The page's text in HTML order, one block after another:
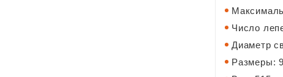
Число
Диаметр
Размеры: